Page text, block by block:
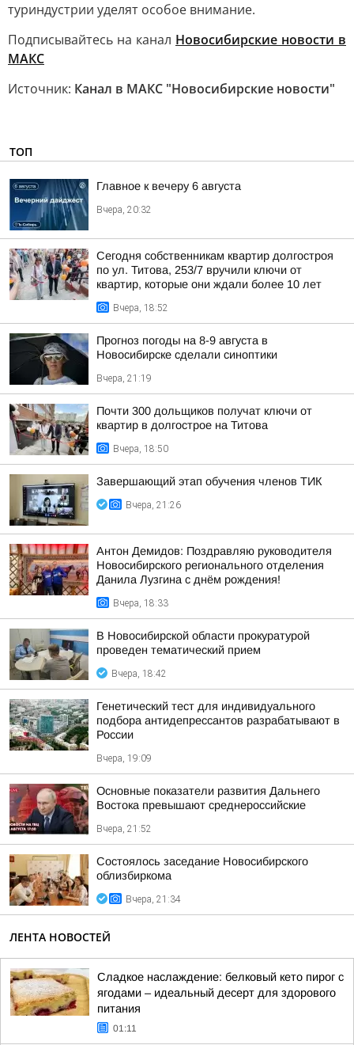
туриндустрии уделят особое внимание.
Подписывайтесь на канал Новосибирские новости в
MАКС
Источник: Канал в МАКС "Новосибирские новости"
ТОП
Главное к вечеру 6 августа
Вчера, 20:32
Сегодня собственникам квартир долгостроя
по ул. Титова, 253/7 вручили ключи от
квартир, которые они ждали более 10 лет
Вчера, 18:52
Прогноз погоды на 8-9 августа в
Новосибирске сделали синоптики
Вчера, 21:19
Почти 300 дольщиков получат ключи от
квартир в долгострое на Титова
Вчера, 18:50
Завершающий этап обучения членов ТИК
Вчера, 21:26
Антон Демидов: Поздравляю руководителя
Новосибирского регионального отделения
Данила Лузгина с днём рождения!
Вчера, 18:33
В Новосибирской области прокуратурой
проведен тематический прием
Вчера, 18:42
Генетический тест для индивидуального
подбора антидепрессантов разрабатывают в
России
Вчера, 19:09
Основные показатели развития Дальнего
Востока превышают среднероссийские
Вчера, 21:52
Состоялось заседание Новосибирского
облизбиркома
Вчера, 21:34
ЛЕНТА НОВОСТЕЙ
Сладкое наслаждение: белковый кето пирог с
ягодами – идеальный десерт для здорового
питания
01:11